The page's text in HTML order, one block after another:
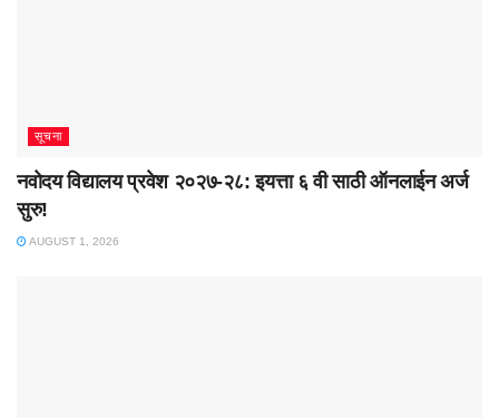
सूचना
नवोदय विद्यालय प्रवेश २०२७-२८: इयत्ता ६ वी साठी ऑनलाईन अर्ज
सुरु!
AUGUST 1, 2026